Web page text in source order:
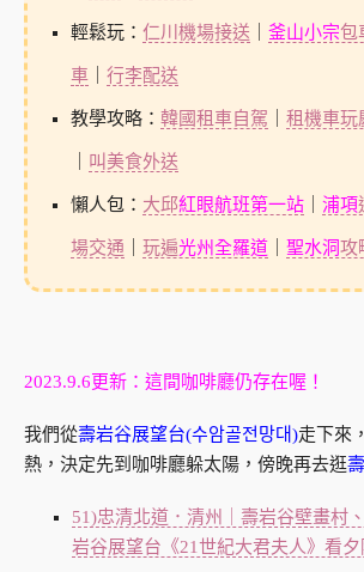
輕鬆玩： 仁川機場接送 釜山小宗包
車｜ 行李配送
教學攻略： 韓國租車自駕 租機車玩
叫美食外送
懶人包： 大邱紅眼航班第一站｜ 浦項
場交通 玩遍光州全羅道｜ 聖水洞攻
2023.9.6更新：這間咖啡廳仍存在喔！
我們從壽岩谷展望台(수암골전망대)走下來
熱，決定先到咖啡廳躲太陽，傍晚再去逛
51)忠清北道．清州｜壽岩谷壁畫村
岩谷展望台《21世紀大君夫人》看夕